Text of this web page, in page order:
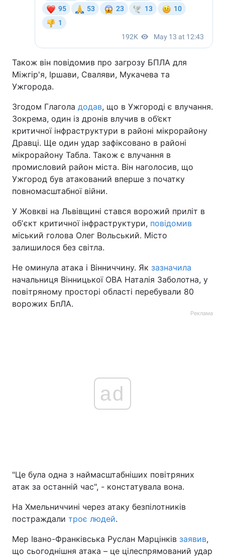
Також він повідомив про загрозу БПЛА для
Міжгір'я, Іршави, Сваляви, Мукачева та
Ужгорода.
Згодом Глагола додав, що в Ужгороді є влучання.
Зокрема, один із дронів влучив в об’єкт
критичної інфраструктури в районі мікрорайону
Дравці. Ще один удар зафіксовано в районі
мікрорайону Табла. Також є влучання в
промисловий район міста. Він наголосив, що
Ужгород був атакований вперше з початку
повномасштабної війни.
У Жовкві на Львівщині стався ворожий приліт в
обʼєкт критичної інфраструктури, повідомив
міський голова Олег Вольський. Місто
залишилося без світла.
Не оминула атака і Вінниччину. Як зазначила
начальниця Вінницької ОВА Наталія Заболотна, у
повітряному просторі області перебували 80
ворожих БпЛА.
Реклама
ad
"Це була одна з наймасштабніших повітряних
атак за останній час", - констатувала вона.
На Хмельниччині через атаку безпілотників
постраждали троє людей.
Мер Івано-Франківська Руслан Марцінків заявив,
що сьогоднішня атака – це цілеспрямований удар